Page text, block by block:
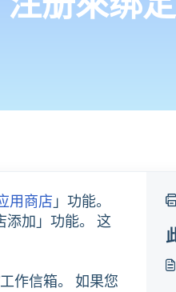
用商店 」功能。
添加」功能。 这
作信箱。 如果您